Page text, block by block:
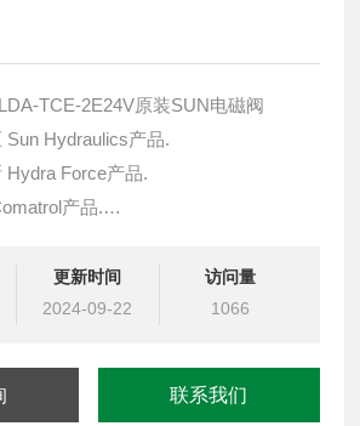
TCE-2E24V原装SUN电磁阀
Hydraulics产品.
Hydra Force产品.
产品.
,油路块设计,阀块设计与选型
士乐、派克、中国台湾北部等液压元件
更新时间
2024-09-22
访问量
1066
联系我们